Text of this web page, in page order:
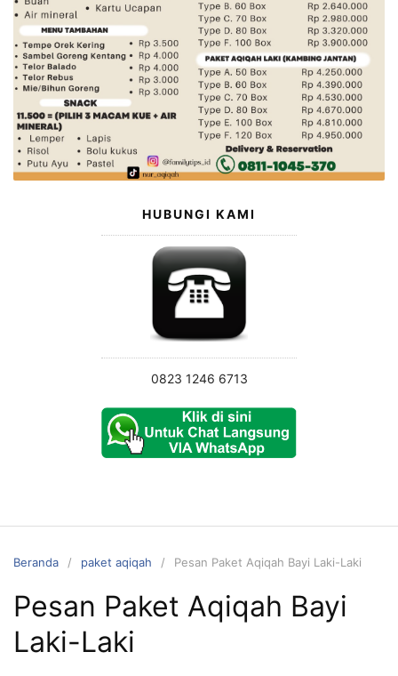
HUBUNGI KAMI
0823 1246 6713
Beranda paket aqiqah Pesan Paket Aqiqah Bayi Laki-Laki
Pesan Paket Aqiqah Bayi
Laki-Laki